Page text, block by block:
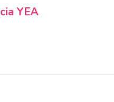
YEA